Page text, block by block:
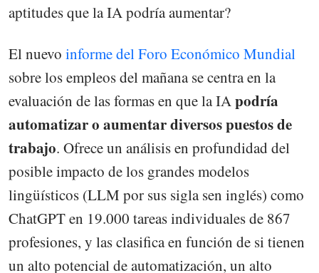
aptitudes que la IA podría aumentar?
El nuevo informe del Foro Económico Mundial
sobre los empleos del mañana se centra en la
evaluación de las formas en que la IApodría
automatizar o aumentar diversos puestos de
trabajo. Ofrece un análisis en profundidad del
posible impacto de los grandes modelos
lingüísticos (LLM por sus sigla sen inglés) como
ChatGPT en 19.000 tareas individuales de 867
profesiones, y las clasifica en función de si tienen
un alto potencial de automatización, un alto